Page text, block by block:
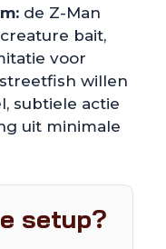
de Z-Man
bait,
voor
willen
subtiele actie
uit minimale
setup?